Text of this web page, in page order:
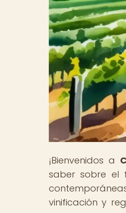
¡Bienvenidos a
saber sobre el
vinificación y